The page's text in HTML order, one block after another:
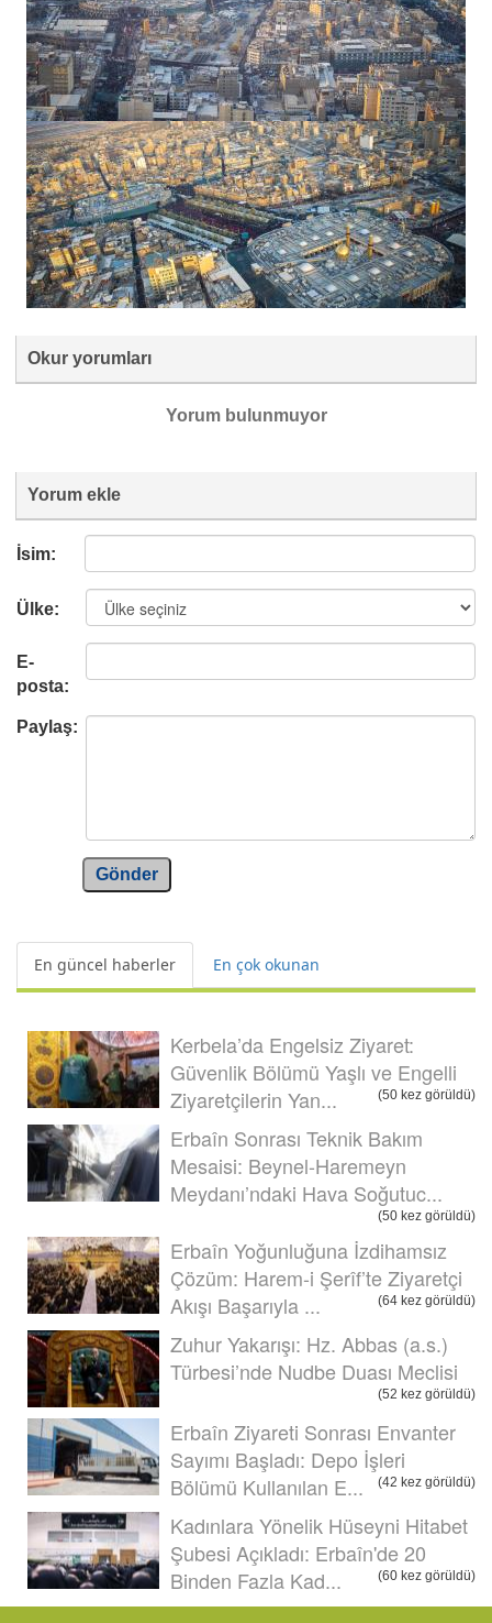
Okur yorumları
Yorum bulunmuyor
Yorum ekle
İsim:
Ülke:
E-
posta:
Paylaş:
Gönder
En güncel haberler En çok okunan
Kerbela’da Engelsiz Ziyaret:
Güvenlik Bölümü Yaşlı ve Engelli
Ziyaretçilerin Yan...
(50 kez görüldü)
Erbaîn Sonrası Teknik Bakım
Mesaisi: Beynel-Haremeyn
Meydanı’ndaki Hava Soğutuc...
(50 kez görüldü)
Erbaîn Yoğunluğuna İzdihamsız
Çözüm: Harem-i Şerîf’te Ziyaretçi
Akışı Başarıyla ...
(64 kez görüldü)
Zuhur Yakarışı: Hz. Abbas (a.s.)
Türbesi’nde Nudbe Duası Meclisi
(52 kez görüldü)
Erbaîn Ziyareti Sonrası Envanter
Sayımı Başladı: Depo İşleri
Bölümü Kullanılan E...
(42 kez görüldü)
Kadınlara Yönelik Hüseyni Hitabet
Şubesi Açıkladı: Erbaîn'de 20
Binden Fazla Kad...
(60 kez görüldü)